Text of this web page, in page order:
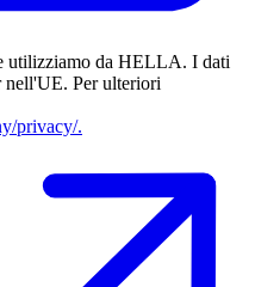
utilizziamo da HELLA. I dati
nell'UE. Per ulteriori
privacy/.